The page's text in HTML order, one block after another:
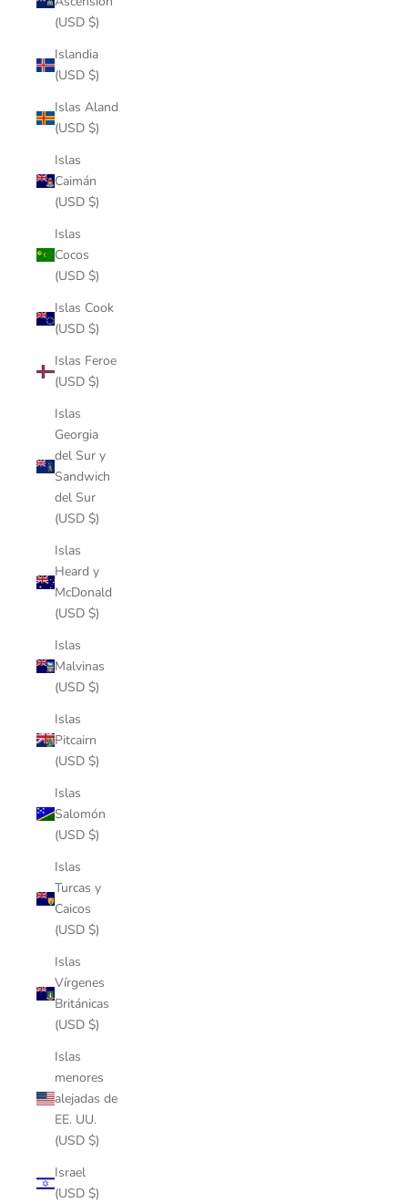
(USD $)
Islandia
(USD $)
Islas Aland
(USD $)
Islas
Caimán
(USD $)
Islas
Cocos
(USD $)
Islas Cook
(USD $)
Islas Feroe
(USD $)
Islas
Georgia
del Sur y
Sandwich
del Sur
(USD $)
Islas
Heard y
McDonald
(USD $)
Islas
Malvinas
(USD $)
Islas
Pitcairn
(USD $)
Islas
Salomón
(USD $)
Islas
Turcas y
Caicos
(USD $)
Islas
Vírgenes
Británicas
(USD $)
Islas
menores
alejadas de
EE. UU.
(USD $)
Israel
(USD $)